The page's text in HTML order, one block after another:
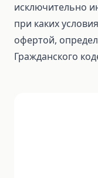
исключительно
при каких
офертой,
Гражданского